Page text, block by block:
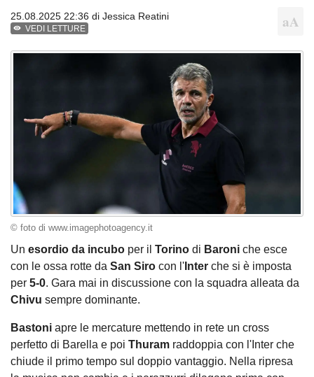
25.08.2025 22:36 di Jessica Reatini
VEDI LETTURE
© foto di www.imagephotoagency.it
Un esordio da incubo per il Torino di Baroni che esce
con le ossa rotte da San Siro con l' Inter che si è imposta
per 5-0. Gara mai in discussione con la squadra alleata da
Chivu sempre dominante.
Bastoni apre le mercature mettendo in rete un cross
perfetto di Barella e poi Thuram raddoppia con l'Inter che
chiude il primo tempo sul doppio vantaggio. Nella ripresa